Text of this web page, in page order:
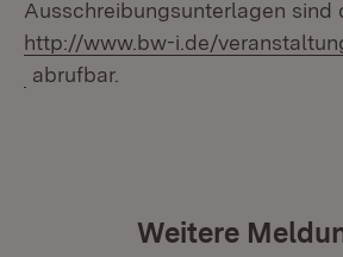
Ausschreibungsunterlagen sind
http://www.bw-i.de/
(Öffnet in neuem Fenster)
abrufbar.
Weitere